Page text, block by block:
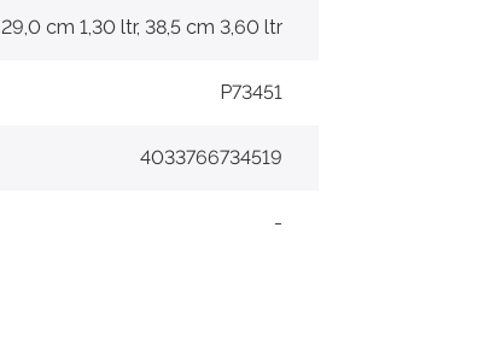
29,0 cm 1,30 ltr, 38,5 cm 3,60 ltr
P73451
4033766734519
-